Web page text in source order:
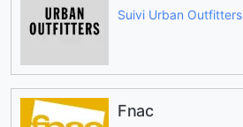
Suivi Urban Outfitters
Fnac